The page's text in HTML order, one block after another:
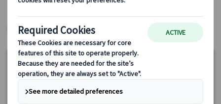
ヨーロッパ・プライベートツアー